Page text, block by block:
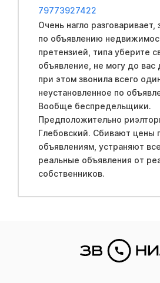
79773927422
Очень нагло разговаривает,
по объявлению
претензией, типа уберите
объявление, не могу до вас
при этом звонила всего
неустановленное по
Вообще беспредельщики.
Предположительно
Глебовский. Сбивают цены
объявлениям, устраняют
реальные объявления от
собственников.